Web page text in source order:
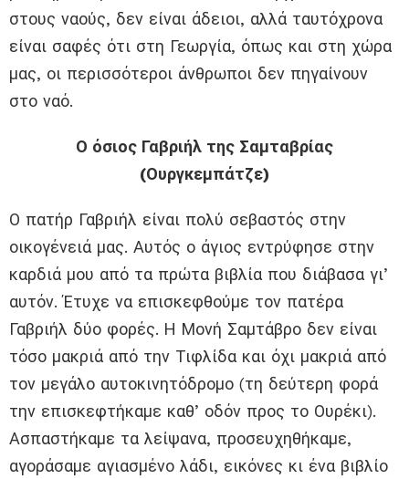
στους ναούς, δεν είναι άδειοι, αλλά ταυτόχρονα
είναι σαφές ότι στη Γεωργία, όπως και στη χώρα
μας, οι περισσότεροι άνθρωποι δεν πηγαίνουν
στο ναό.
Ο όσιος Γαβριήλ της Σαμταβρίας
(Ουργκεμπάτζε)
Ο πατήρ Γαβριήλ είναι πολύ σεβαστός στην
οικογένειά μας. Αυτός ο άγιος εντρύφησε στην
καρδιά μου από τα πρώτα βιβλία που διάβασα γι’
αυτόν. Έτυχε να επισκεφθούμε τον πατέρα
Γαβριήλ δύο φορές. Η Μονή Σαμτάβρο δεν είναι
τόσο μακριά από την Τιφλίδα και όχι μακριά από
τον μεγάλο αυτοκινητόδρομο (τη δεύτερη φορά
την επισκεφτήκαμε καθ’ οδόν προς το Ουρέκι).
Ασπαστήκαμε τα λείψανα, προσευχηθήκαμε,
αγοράσαμε αγιασμένο λάδι, εικόνες κι ένα βιβλίο